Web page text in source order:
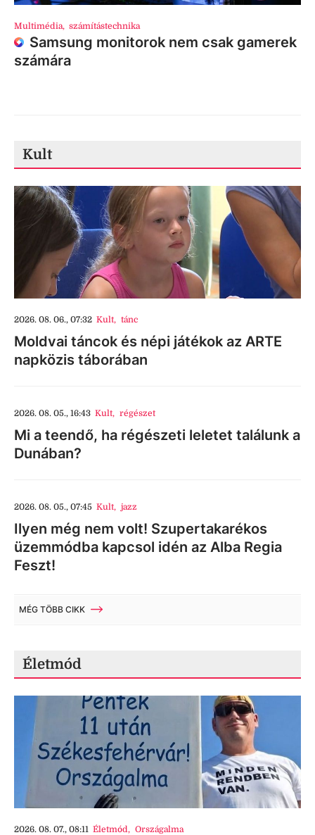
Multimédia, számítástechnika
Samsung monitorok nem csak gamerek
számára
Kult
2026. 08. 06., 07:32 Kult, tánc
Moldvai táncok és népi játékok az ARTE
napközis táborában
2026. 08. 05., 16:43 Kult, régészet
Mi a teendő, ha régészeti leletet találunk a
Dunában?
2026. 08. 05., 07:45 Kult, jazz
Ilyen még nem volt! Szupertakarékos
üzemmódba kapcsol idén az Alba Regia
Feszt!
MÉG TÖBB CIKK
Életmód
2026. 08. 07., 08:11 Életmód, Országalma